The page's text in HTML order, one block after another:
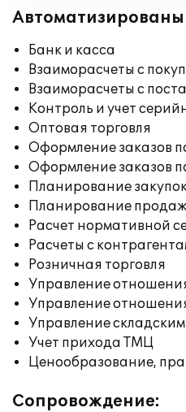
Банк и касса
Взаиморасчеты с
Взаиморасчеты с
Контроль и учет
Оптовая торговля
Оформление заказов
Оформление заказов
Планирование
Планирование
Расчет нормативной
Расчеты с
Розничная торговля
Управление
Управление
Управление
Учет прихода ТМЦ
Ценообразование,
Сопровождение: